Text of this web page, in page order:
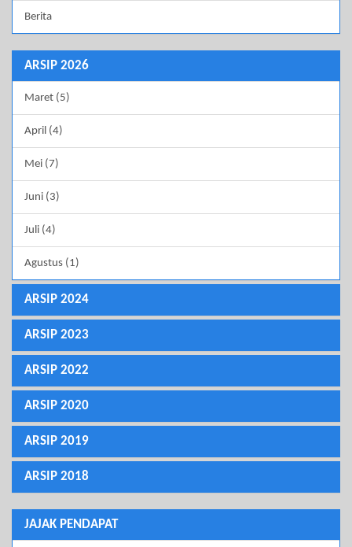
Berita
ARSIP 2026
Maret (5)
April (4)
Mei (7)
Juni (3)
Juli (4)
Agustus (1)
ARSIP 2024
ARSIP 2023
ARSIP 2022
ARSIP 2020
ARSIP 2019
ARSIP 2018
JAJAK PENDAPAT